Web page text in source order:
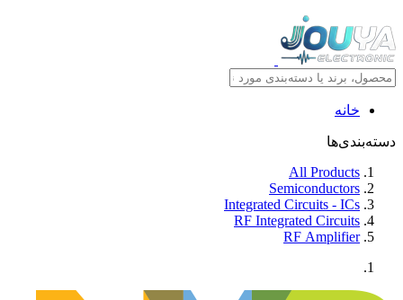
خانه
دسته‌بندی‌ها
All Products
Semiconductors
Integrated Circuits - ICs
RF Integrated Circuits
RF Amplifier